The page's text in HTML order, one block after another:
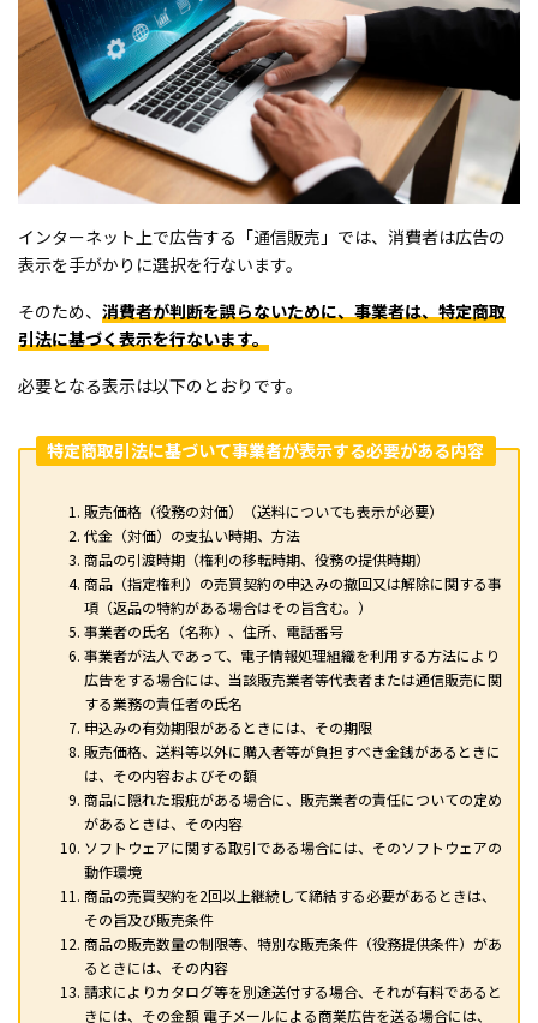
インターネット上で広告する「通信販売」では、消費者は広告の
表示を手がかりに選択を行ないます。
そのため、 消費者が判断を誤らないために、事業者は、特定商取
引法に基づく表示を行ないます。
必要となる表示は以下のとおりです。
特定商取引法に基づいて事業者が表示する必要がある内容
販売価格（役務の対価）（送料についても表示が必要）
代金（対価）の支払い時期、方法
商品の引渡時期（権利の移転時期、役務の提供時期）
商品（指定権利）の売買契約の申込みの撤回又は解除に関する事
項（返品の特約がある場合はその旨含む。）
事業者の氏名（名称）、住所、電話番号
事業者が法人であって、電子情報処理組織を利用する方法により
広告をする場合には、当該販売業者等代表者または通信販売に関
する業務の責任者の氏名
申込みの有効期限があるときには、その期限
販売価格、送料等以外に購入者等が負担すべき金銭があるときに
は、その内容およびその額
商品に隠れた瑕疵がある場合に、販売業者の責任についての定め
があるときは、その内容
ソフトウェアに関する取引である場合には、そのソフトウェアの
動作環境
商品の売買契約を2回以上継続して締結する必要があるときは、
その旨及び販売条件
商品の販売数量の制限等、特別な販売条件（役務提供条件）があ
るときには、その内容
請求によりカタログ等を別途送付する場合、それが有料であると
きには、その金額 電子メールによる商業広告を送る場合には、